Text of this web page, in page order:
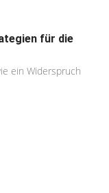
für die
ein Widerspruch